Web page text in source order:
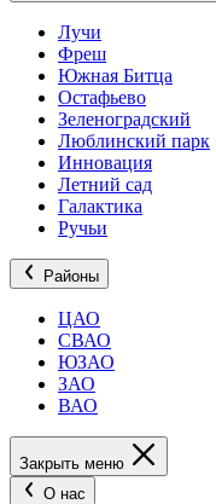
Лучи
Фреш
Южная Битца
Остафьево
Зеленоградский
Люблинский парк
Инновация
Летний сад
Галактика
Ручьи
Районы
ЦАО
СВАО
ЮЗАО
ЗАО
ВАО
Закрыть меню
О нас